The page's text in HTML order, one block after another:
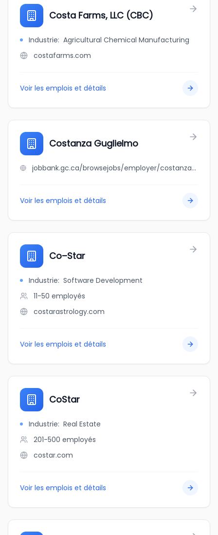
Costa Farms, LLC (CBC)
Industrie: Agricultural Chemical Manufacturing
costafarms.com
Voir les emplois et détails
Costanza Guglielmo
jobbank.gc.ca/browsejobs/employer/costanza+guglielmo/ca
Voir les emplois et détails
Co–Star
Industrie: Software Development
11-50 employés
costarastrology.com
Voir les emplois et détails
CoStar
Industrie: Real Estate
201-500 employés
costar.com
Voir les emplois et détails